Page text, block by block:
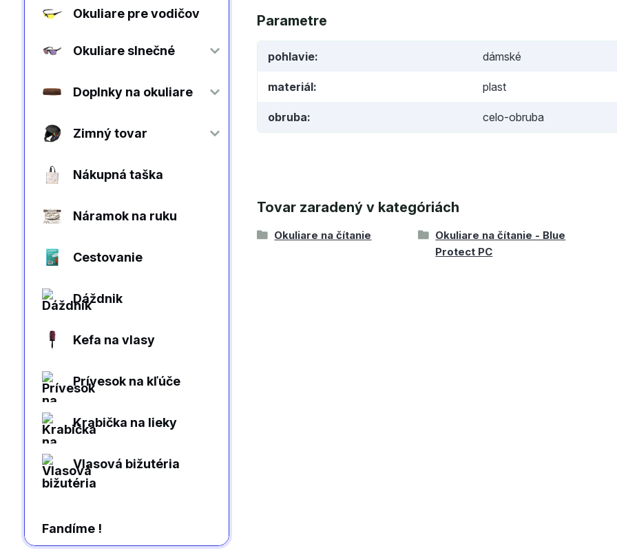
Okuliare pre vodičov
Okuliare slnečné
Doplnky na okuliare
Zimný tovar
Nákupná taška
Náramok na ruku
Cestovanie
Dáždnik
Kefa na vlasy
Prívesok na kľúče
Krabička na lieky
Vlasová bižutéria
Fandíme !
Parametre
pohlavie dámské
materiál plast
obruba celo-obruba
Tovar zaradený v kategóriách
Okuliare na čítanie
Okuliare na čítanie - Blue
Protect PC